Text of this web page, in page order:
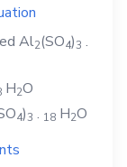
Al2(SO4)3 .
H2O
4)3 . 18 H2O